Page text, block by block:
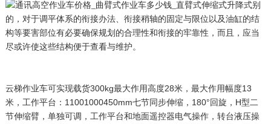
云梯作业车可实现载货300kg最大作用高度28米，最大作用幅度13
米，工作平台：11001000450mm七节同步伸缩，180°回旋，H型二
节伸缩臂，单独可调，工作平台和地面遥控器电气操作，转台液压操